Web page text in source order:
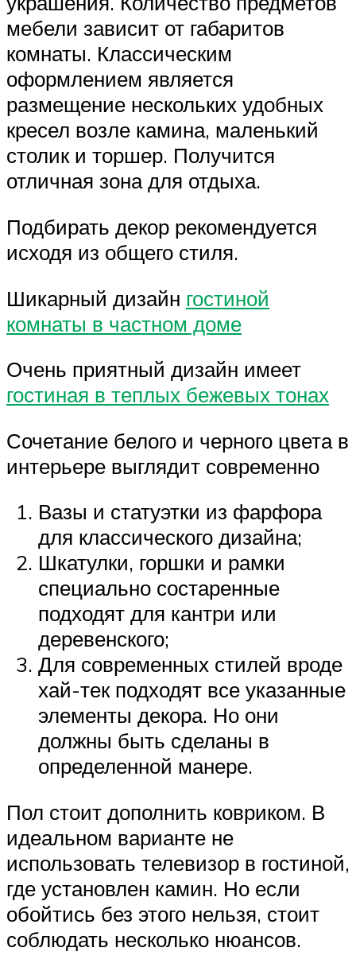
мебели зависит от габаритов
комнаты. Классическим
оформлением является
размещение нескольких удобных
кресел возле камина, маленький
столик и торшер. Получится
отличная зона для отдыха.
Подбирать декор рекомендуется
исходя из общего стиля.
Шикарный дизайн гостиной
комнаты в частном доме
Очень приятный дизайн имеет
гостиная в теплых бежевых тонах
Сочетание белого и черного цвета в
интерьере выглядит современно
Вазы и статуэтки из фарфора
для классического дизайна;
Шкатулки, горшки и рамки
специально состаренные
подходят для кантри или
деревенского;
Для современных стилей вроде
хай-тек подходят все указанные
элементы декора. Но они
должны быть сделаны в
определенной манере.
Пол стоит дополнить ковриком. В
идеальном варианте не
использовать телевизор в гостиной,
где установлен камин. Но если
обойтись без этого нельзя, стоит
соблюдать несколько нюансов.